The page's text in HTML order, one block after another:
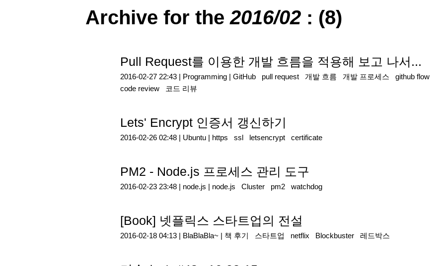
Archive for the2016/02 : (8)
Pull Request를 이용한 개발 흐름을 적용해 보고 나서...
2016-02-27 22:43 | Programming | GitHub pull request 개발 흐름 개발 프로세스
github flow
code review
코드 리뷰
Lets' Encrypt 인증서 갱신하기
2016-02-26 02:48 | Ubuntu | https ssl letsencrypt certificate
PM2 - Node.js 프로세스 관리 도구
2016-02-23 23:48 | node.js | node.js Cluster pm2 watchdog
[Book] 넷플릭스 스타트업의 전설
2016-02-18 04:13 | BlaBlaBla~ | 책 후기 스타트업 netflix Blockbuster 레드박스